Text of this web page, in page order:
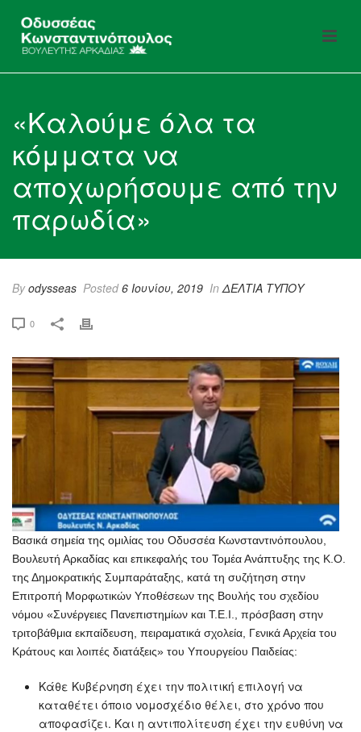
«Καλούμε όλα τα
κόμματα να
αποχωρήσουμε από την
παρωδία»
Byodysseas Posted6 Ιουνίου, 2019 InΔΕΛΤΙΑ ΤΥΠΟΥ
0
Βασικά σημεία της ομιλίας του Οδυσσέα Κωνσταντινόπουλου,
Βουλευτή Αρκαδίας και επικεφαλής του Τομέα Ανάπτυξης της Κ.Ο.
της Δημοκρατικής Συμπαράταξης, κατά τη συζήτηση στην
Επιτροπή Μορφωτικών Υποθέσεων της Βουλής του σχεδίου
νόμου «Συνέργειες Πανεπιστημίων και Τ.Ε.Ι., πρόσβαση στην
τριτοβάθμια εκπαίδευση, πειραματικά σχολεία, Γενικά Αρχεία του
Κράτους και λοιπές διατάξεις» του Υπουργείου Παιδείας:
Κάθε Κυβέρνηση έχει την πολιτική επιλογή να
καταθέτει όποιο νομοσχέδιο θέλει, στο χρόνο που
αποφασίζει. Και η αντιπολίτευση έχει την ευθύνη να